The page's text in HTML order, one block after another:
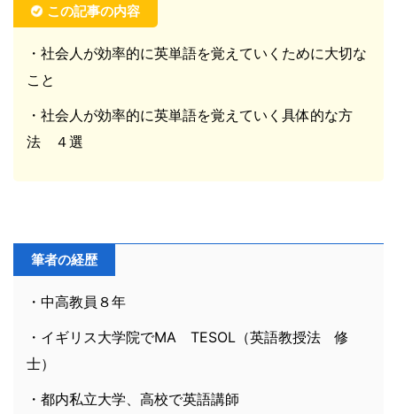
この記事の内容
・社会人が効率的に英単語を覚えていくために大切な
こと
・社会人が効率的に英単語を覚えていく具体的な方
法 ４選
筆者の経歴
・中高教員８年
・イギリス大学院でMA TESOL（英語教授法 修
士）
・都内私立大学、高校で英語講師